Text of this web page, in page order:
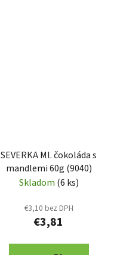
SEVERKA Ml. čokoláda s
mandlemi 60g (9040)
Skladom (6 ks)
€3,10 bez DPH
€3,81